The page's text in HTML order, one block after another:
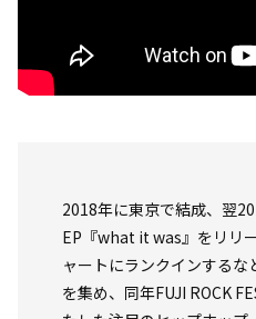
2018年に東京で結成、翌
EP『what it was』をリリ
ャートにランクインする
を集め、同年FUJI ROCK